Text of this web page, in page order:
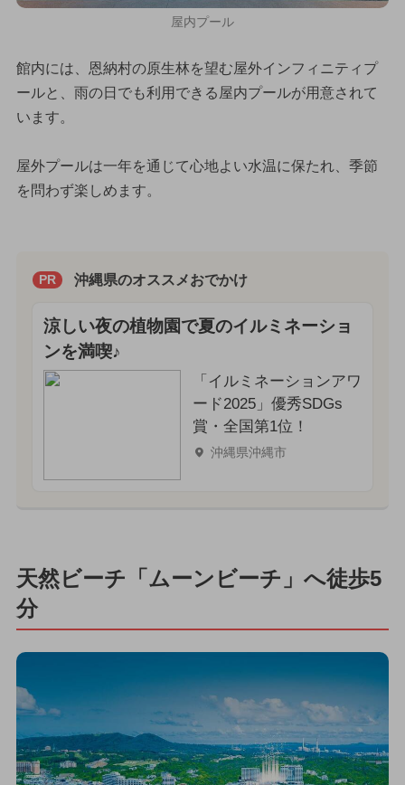
屋内プール
館内には、恩納村の原生林を望む屋外インフィニティプ
ールと、雨の日でも利用できる屋内プールが用意されて
います。
屋外プールは一年を通じて心地よい水温に保たれ、季節
を問わず楽しめます。
PR 沖縄県のオススメおでかけ
涼しい夜の植物園で夏のイルミネーショ
ンを満喫♪
「イルミネーションアワ
ード2025」優秀SDGs
賞・全国第1位！
沖縄県沖縄市
天然ビーチ「ムーンビーチ」へ徒歩5
分